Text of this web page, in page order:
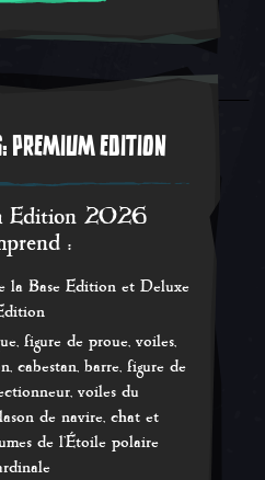
PREMIUM EDITION
Edition 2026
:
la Base Edition et Deluxe
figure de proue, voiles,
cabestan, barre, figure de
voiles du
de navire, chat et
de l'Étoile polaire